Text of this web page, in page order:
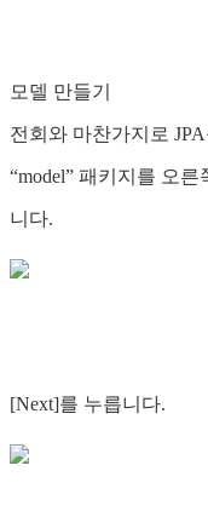
모델 만들기
전회와 마찬가지로
“model” 패키지를 오
니다.
[Next]를 누릅니다.